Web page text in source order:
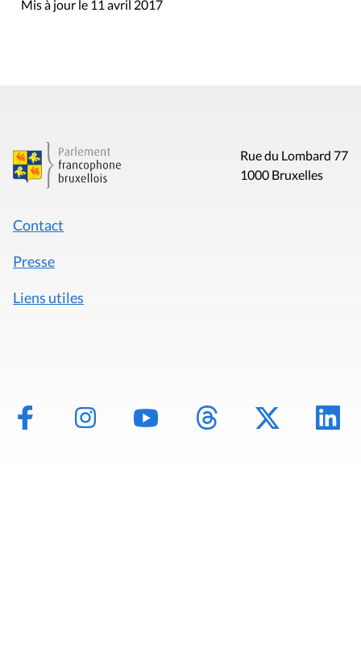
Mis à jour le 11 avril 2017
Rue du Lombard 77
1000 Bruxelles
Contact
Presse
Liens utiles